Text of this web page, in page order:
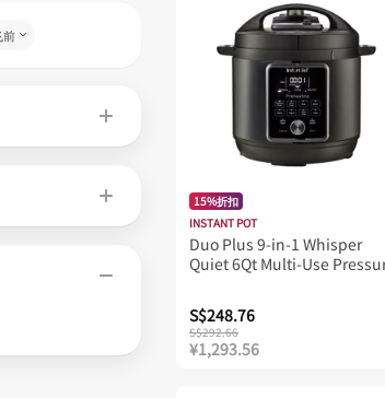
前
15%折扣
INSTANT POT
Duo Plus 9-in-1 Whisper
Quiet 6Qt Multi-Use
S$248.76
S$292.66
¥1,293.56